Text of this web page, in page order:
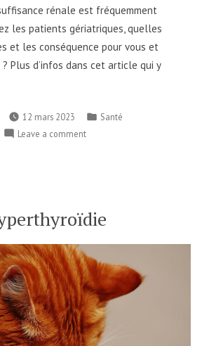
rénale est fréquemment
les patients gériatriques, quelles
et les conséquence pour vous et
Plus d’infos dans cet article qui y
12 mars 2023
Santé
Leave a comment